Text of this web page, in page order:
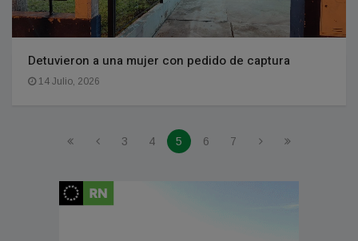
Detuvieron a una mujer con pedido de captura
14 Julio, 2026
3 4 5 6 7